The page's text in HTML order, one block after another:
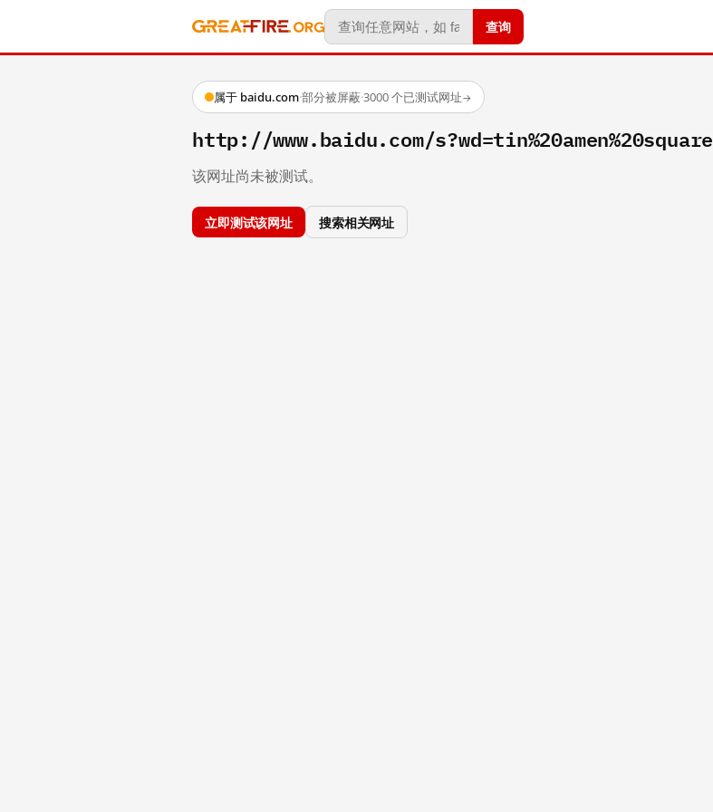
查询
属于 baidu.com·部分被屏蔽·3000 个已测试网址→
http://www.baidu.com/s?wd=tin%20amen%20square
该网址尚未被测试。
立即测试该网址 搜索相关网址